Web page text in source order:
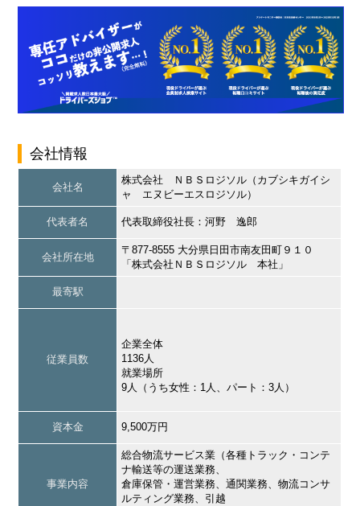
会社情報
会社名
株式会社 ＮＢＳロジソル（カブシキガイシ
ャ エヌビーエスロジソル）
代表者名 代表取締役社長：河野 逸郎
会社所在地
〒877-8555 大分県日田市南友田町９１０
「株式会社ＮＢＳロジソル 本社」
最寄駅
従業員数
企業全体
1136人
就業場所
9人（うち女性：1人、パート：3人）
資本金 9,500万円
事業内容
総合物流サービス業（各種トラック・コンテ
ナ輸送等の運送業務、
倉庫保管・運営業務、通関業務、物流コンサ
ルティング業務、引越